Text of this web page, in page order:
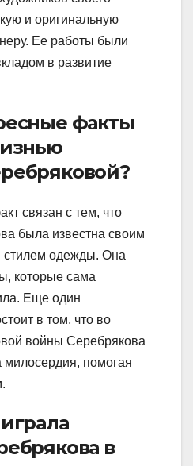
и оригинальную
Ее работы были
в развитие
факты
связан с тем, что
была известна своим
одежды. Она
которые сама
Еще один
в том, что во
войны Серебрякова
милосердия, помогая
в